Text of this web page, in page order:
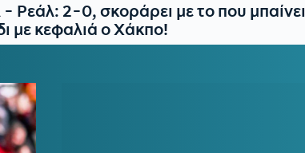
Ρεάλ: 2-0, σκοράρει με το που μπαίνει
με κεφαλιά ο Χάκπο!